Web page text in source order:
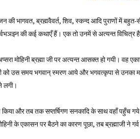
की भागवत, ब्रह्मवैवर्त, शिव, स्कन्द आदि पुराणों में
की कई कथाएँ हैं। एक तो उनमें से अत्यन्त विचित्र
मोहिनी ब्रह्मा जी पर अत्यन्त आसक्त हो गयी।
को उस समय भगवान्‌ स्मरण आये और भगवत्कृपा से उनका
लगी।
किया और तब तक सप्तर्षिगण सनकादि के साथ वहाँ पहुँच
के एकासन पर बैठने का कारण पूछा, तब ब्रह्माजी